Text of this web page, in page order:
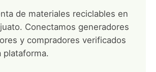
de materiales reciclables en
Conectamos generadores
y compradores verificados